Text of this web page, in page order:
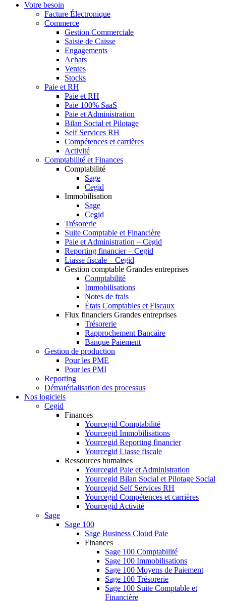
Votre besoin
Facture Électronique
Commerce
Gestion Commerciale
Saisie de Caisse
Engagements
Achats
Ventes
Stocks
Paie et RH
Paie et RH
Paie 100% SaaS
Paie et Administration
Bilan Social et Pilotage
Self Services RH
Compétences et carrières
Activité
Comptabilité et Finances
Comptabilité
Sage
Cegid
Immobilisation
Sage
Cegid
Trésorerie
Suite Comptable et Financière
Paie et Administration – Cegid
Reporting financier – Cegid
Liasse fiscale – Cegid
Gestion comptable Grandes entreprises
Comptabilité
Immobilisations
Notes de frais
États Comptables et Fiscaux
Flux financiers Grandes entreprises
Trésorerie
Rapprochement Bancaire
Banque Paiement
Gestion de production
Pour les PME
Pour les PMI
Reporting
Dématérialisation des processus
Nos logiciels
Cegid
Finances
Yourcegid Comptabilité
Yourcegid Immobilisations
Yourcegid Reporting financier
Yourcegid Liasse fiscale
Ressources humaines
Yourcegid Paie et Administration
Yourcegid Bilan Social et Pilotage Social
Yourcegid Self Services RH
Yourcegid Compétences et carrières
Yourcegid Activité
Sage
Sage 100
Sage Business Cloud Paie
Finances
Sage 100 Comptabilité
Sage 100 Immobilisations
Sage 100 Moyens de Paiement
Sage 100 Trésorerie
Sage 100 Suite Comptable et
Financière